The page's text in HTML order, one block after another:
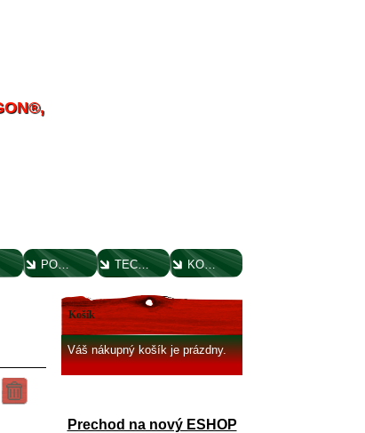
PORADENSTVO TECHNICKÉ VÝKRESY KONTAKT
Košík
Váš nákupný košík je prázdny.
Prechod na nový ESHOP